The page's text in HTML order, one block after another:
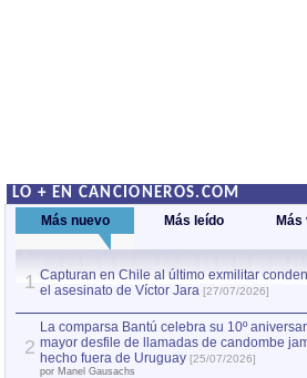
LO + EN CANCIONEROS.COM
Más nuevo Más leído Más
1 Capturan en Chile al último exmilitar
el asesinato de Víctor Jara [27/07/2026]
2
La comparsa Bantú celebra su 10º
mayor desfile de llamadas de candombe
hecho fuera de Uruguay [25/07/2026]
por Manel Gausachs